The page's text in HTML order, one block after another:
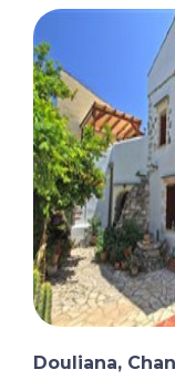
Douliana,